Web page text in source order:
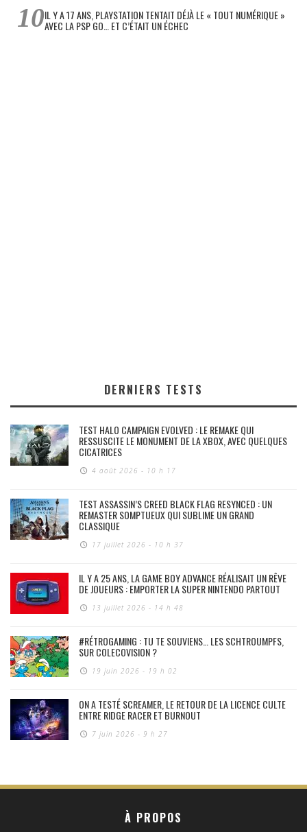
IL Y A 17 ANS, PLAYSTATION TENTAIT DÉJÀ LE « TOUT NUMÉRIQUE »
AVEC LA PSP GO… ET C’ÉTAIT UN ÉCHEC
DERNIERS TESTS
TEST HALO CAMPAIGN EVOLVED : LE REMAKE QUI
RESSUSCITE LE MONUMENT DE LA XBOX, AVEC QUELQUES
CICATRICES
4 août 2026 - 10 h 17
TEST ASSASSIN’S CREED BLACK FLAG RESYNCED : UN
REMASTER SOMPTUEUX QUI SUBLIME UN GRAND
CLASSIQUE
17 juillet 2026 - 10 h 37
IL Y A 25 ANS, LA GAME BOY ADVANCE RÉALISAIT UN RÊVE
DE JOUEURS : EMPORTER LA SUPER NINTENDO PARTOUT
13 juillet 2026 - 14 h 48
#RÉTROGAMING : TU TE SOUVIENS… LES SCHTROUMPFS,
SUR COLECOVISION ?
19 juin 2026 - 19 h 02
ON A TESTÉ SCREAMER, LE RETOUR DE LA LICENCE CULTE
ENTRE RIDGE RACER ET BURNOUT
7 juin 2026 - 9 h 27
À PROPOS